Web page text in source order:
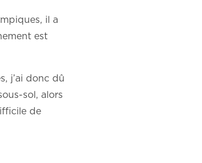
il a
est
j’ai donc dû
sol, alors
de